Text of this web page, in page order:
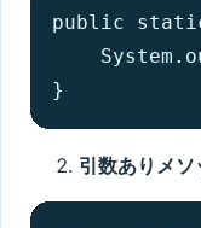
public
}
引数ありメソ